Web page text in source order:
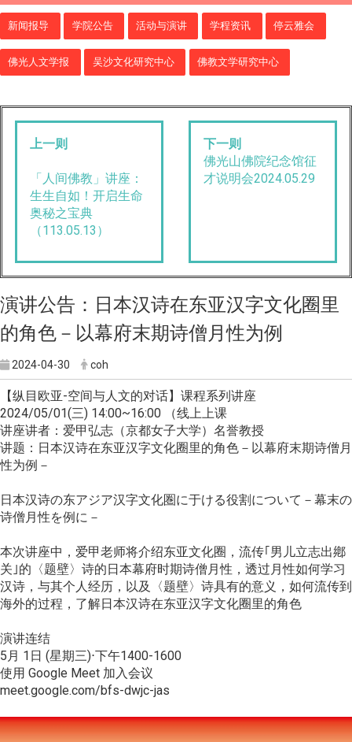
新闻报导 学院公告 活动与演讲 学程资讯 停云雅会
佛光人文学报 吴沙文化研究中心 佛教文学研究中心
上一则
「人间佛教」讲座：
生生自如！开启生命
奥秘之宝典
（113.05.13）
下一则
佛光山佛院纪念馆征
才说明会2024.05.29
演讲公告：日本汉诗在东亚汉字文化圈里
的角色－以幕府末期诗僧月性为例
2024-04-30 coh
【纵目欧亚-空间与人文的对话】课程系列讲座
2024/05/01(三) 14:00~16:00 （线上上课
讲座讲者：爱甲弘志（京都女子大学）名誉教授
讲题：日本汉诗在东亚汉字文化圈里的角色－以幕府末期诗僧月
性为例－
日本汉诗の东アジア汉字文化圏に于ける役割について－幕末の
诗僧月性を例に－
本次讲座中，爱甲老师将介绍东亚文化圈，流传｢男儿立志出鄕
关｣的〈题壁〉诗的日本幕府时期诗僧月性，透过月性如何学习
汉诗，与其个人经历，以及〈题壁〉诗具有的意义，如何流传到
海外的过程，了解日本汉诗在东亚汉字文化圈里的角色
演讲连结
5月 1日 (星期三)⋅下午1400-1600
使用 Google Meet 加入会议
meet.google.com/bfs-dwjc-jas